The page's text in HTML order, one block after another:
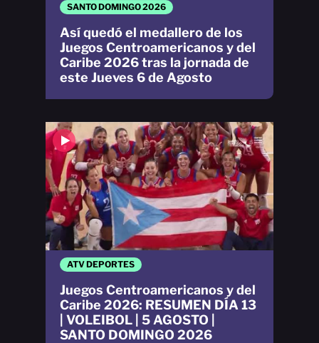
SANTO DOMINGO 2026
Así quedó el medallero de los
Juegos Centroamericanos y del
Caribe 2026 tras la jornada de
este Jueves 6 de Agosto
ATV DEPORTES
Juegos Centroamericanos y del
Caribe 2026: RESUMEN DÍA 13
| VOLEIBOL | 5 AGOSTO |
SANTO DOMINGO 2026